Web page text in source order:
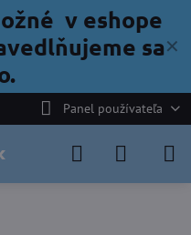
✕
v eshope
sa
Panel používateľa